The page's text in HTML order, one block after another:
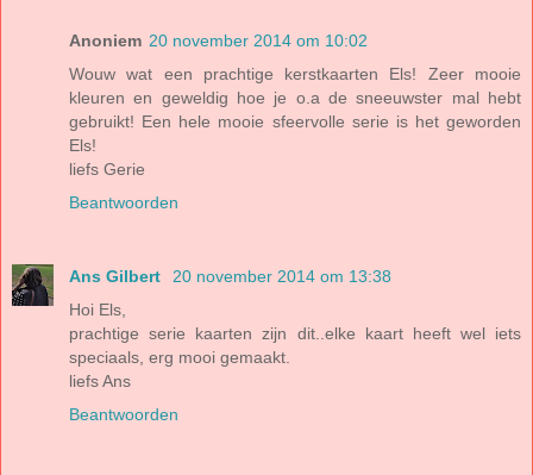
Anoniem 20 november 2014 om 10:02
Wouw wat een prachtige kerstkaarten Els! Zeer mooie
kleuren en geweldig hoe je o.a de sneeuwster mal hebt
gebruikt! Een hele mooie sfeervolle serie is het geworden
Els!
liefs Gerie
Beantwoorden
Ans Gilbert
20 november 2014 om 13:38
Hoi Els,
prachtige serie kaarten zijn dit..elke kaart heeft wel iets
speciaals, erg mooi gemaakt.
liefs Ans
Beantwoorden